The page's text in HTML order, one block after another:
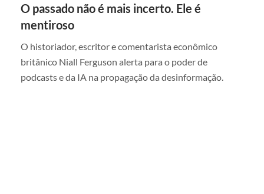
O passado não é mais incerto. Ele é
mentiroso
O historiador, escritor e comentarista econômico
britânico Niall Ferguson alerta para o poder de
podcasts e da IA na propagação da desinformação.